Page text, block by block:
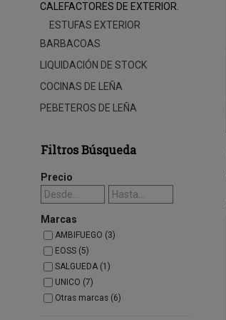
CALEFACTORES DE EXTERIOR.
ESTUFAS EXTERIOR
BARBACOAS
LIQUIDACIÓN DE STOCK
COCINAS DE LEÑA
PEBETEROS DE LEÑA
Filtros Búsqueda
Precio
Marcas
AMBIFUEGO (3)
EOSS (5)
SALGUEDA (1)
UNICO (7)
Otras marcas (6)